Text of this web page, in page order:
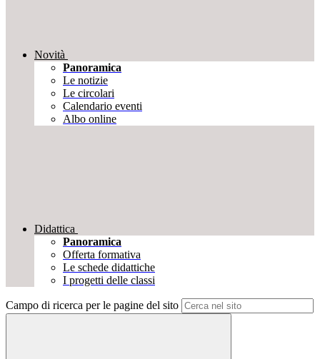
Novità
Panoramica
Le notizie
Le circolari
Calendario eventi
Albo online
Didattica
Panoramica
Offerta formativa
Le schede didattiche
I progetti delle classi
Campo di ricerca per le pagine del sito